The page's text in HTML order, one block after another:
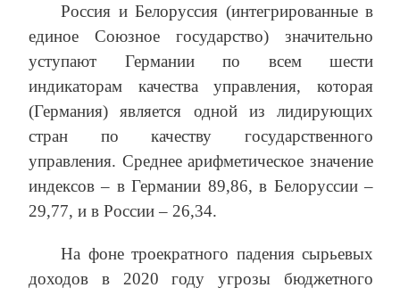
Россия и Белоруссия (интегрированные в
единое Союзное государство) значительно
уступают Германии по всем шести
индикаторам качества управления, которая
(Германия) является одной из лидирующих
стран по качеству государственного
управления. Среднее арифметическое значение
индексов – в Германии 89,86, в Белоруссии –
29,77, и в России – 26,34.
На фоне троекратного падения сырьевых
доходов в 2020 году угрозы бюджетного